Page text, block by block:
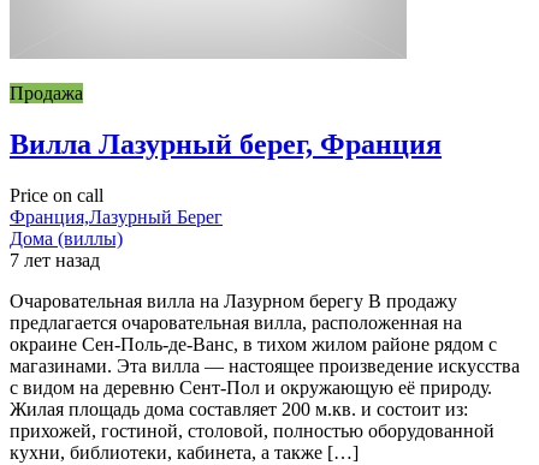
Продажа
Вилла Лазурный берег, Франция
Price on call
Франция,Лазурный Берег
Дома (виллы)
7 лет назад
Очаровательная вилла на Лазурном берегу В продажу
предлагается очаровательная вилла, расположенная на
окраине Сен-Поль-де-Ванс, в тихом жилом районе рядом с
магазинами. Эта вилла — настоящее произведение искусства
с видом на деревню Сент-Пол и окружающую её природу.
Жилая площадь дома составляет 200 м.кв. и состоит из:
прихожей, гостиной, столовой, полностью оборудованной
кухни, библиотеки, кабинета, а также […]